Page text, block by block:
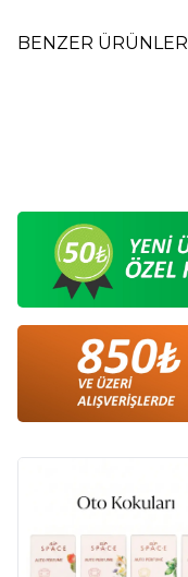
BENZER ÜRÜNLER